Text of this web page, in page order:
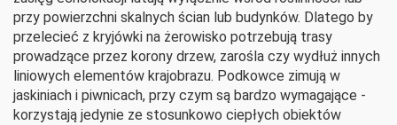
przy powierzchni skalnych ścian lub budynków. Dlatego by
przelecieć z kryjówki na żerowisko potrzebują trasy
prowadzące przez korony drzew, zarośla czy wydłuż innych
liniowych elementów krajobrazu. Podkowce zimują w
jaskiniach i piwnicach, przy czym są bardzo wymagające -
korzystają jedynie ze stosunkowo ciepłych obiektów